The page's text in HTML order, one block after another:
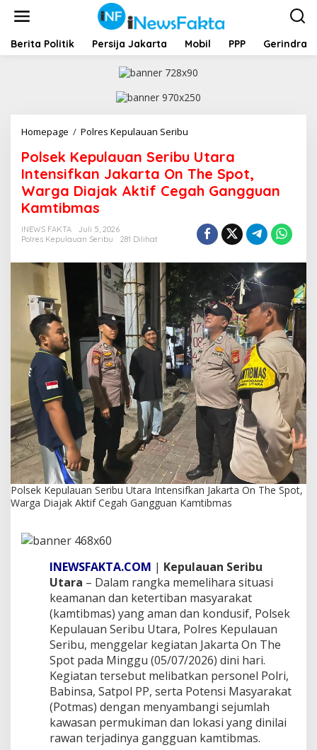
t
Berita Politik Persija Jakarta Mobil PPP Gerindra
Homepage / Polres Kepulauan Seribu
l
s
e
k
u
a
n
S
e
r
i
b
u
U
t
a
r
a
I
n
t
e
k
n
a
k
a
r
t
a
O
n
h
e
Polsek Kepulauan Seribu Utara
Intensifkan Jakarta On The Spot,
Warga Diajak Aktif Cegah Gangguan
Kamtibmas
INEWS FAKTA
Juli 5, 2026
Polres Kepulauan Seribu
281 Dilihat
Polsek Kepulauan Seribu Utara Intensifkan Jakarta On The Spot,
Warga Diajak Aktif Cegah Gangguan Kamtibmas
INEWSFAKTA.COM | Kepulauan Seribu
Utara – Dalam rangka memelihara situasi
keamanan dan ketertiban masyarakat
(kamtibmas) yang aman dan kondusif, Polsek
Kepulauan Seribu Utara, Polres Kepulauan
Seribu, menggelar kegiatan Jakarta On The
Spot pada Minggu (05/07/2026) dini hari.
Kegiatan tersebut melibatkan personel Polri,
Babinsa, Satpol PP, serta Potensi Masyarakat
(Potmas) dengan menyambangi sejumlah
kawasan permukiman dan lokasi yang dinilai
rawan terjadinya gangguan kamtibmas.